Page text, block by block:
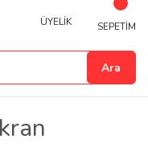
Ara
ÜYELİK SEPETİM